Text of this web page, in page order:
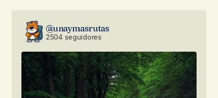
@unaymasrutas
2504 seguidores